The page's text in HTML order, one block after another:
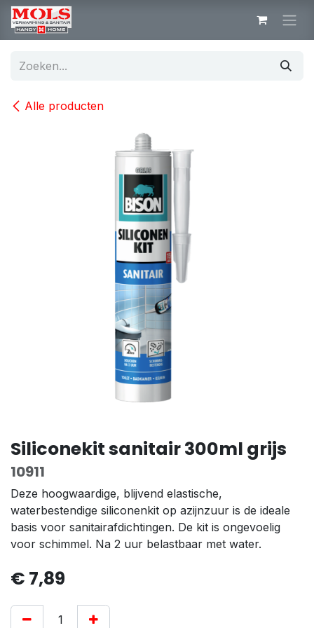
Overslaan naar inhoud
Alle producten
Siliconekit sanitair 300ml grijs
10911
Deze hoogwaardige, blijvend elastische,
waterbestendige siliconenkit op azijnzuur is de ideale
basis voor sanitairafdichtingen. De kit is ongevoelig
voor schimmel. Na 2 uur belastbaar met water.
€ 7,89